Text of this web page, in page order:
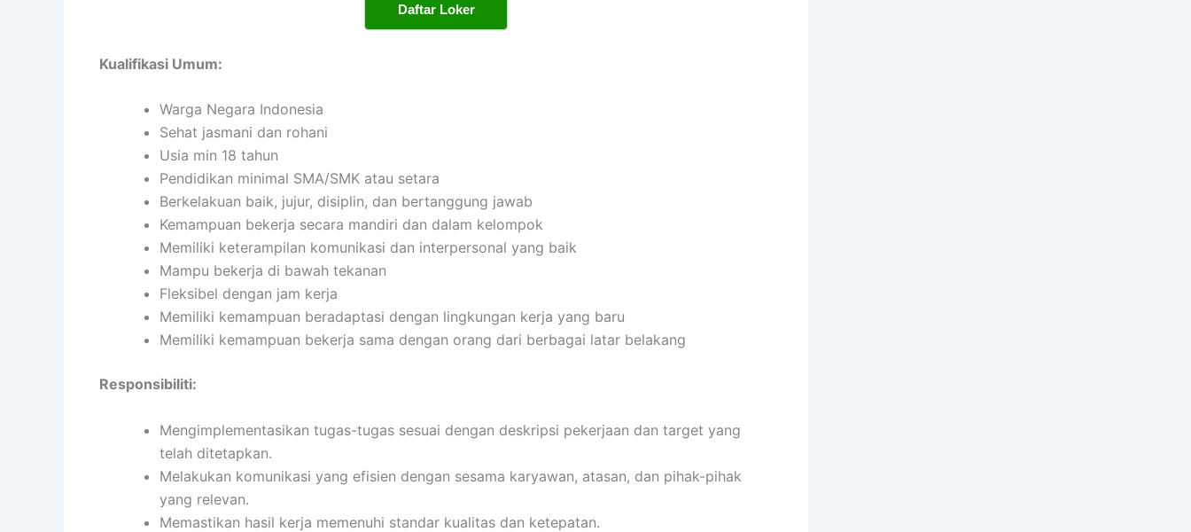
Daftar Loker
Kualifikasi Umum:
Warga Negara Indonesia
Sehat jasmani dan rohani
Usia min 18 tahun
Pendidikan minimal SMA/SMK atau setara
Berkelakuan baik, jujur, disiplin, dan bertanggung jawab
Kemampuan bekerja secara mandiri dan dalam kelompok
Memiliki keterampilan komunikasi dan interpersonal yang baik
Mampu bekerja di bawah tekanan
Fleksibel dengan jam kerja
Memiliki kemampuan beradaptasi dengan lingkungan kerja yang baru
Memiliki kemampuan bekerja sama dengan orang dari berbagai latar belakang
Responsibiliti:
Mengimplementasikan tugas-tugas sesuai dengan deskripsi pekerjaan dan target yang
telah ditetapkan.
Melakukan komunikasi yang efisien dengan sesama karyawan, atasan, dan pihak-pihak
yang relevan.
Memastikan hasil kerja memenuhi standar kualitas dan ketepatan.